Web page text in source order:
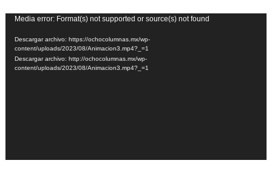
Reproductor
de
vídeo
Media error: Format(s) not supported or source(s) not found
Descargar archivo: https://ochocolumnas.mx/wp-
content/uploads/2023/08/Animacion3.mp4?_=1
Descargar archivo: http://ochocolumnas.mx/wp-
content/uploads/2023/08/Animacion3.mp4?_=1